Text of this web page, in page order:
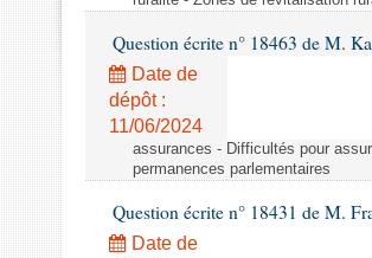
Question écrite n° 18463 de M.
Date de
dépôt :
11/06/2024
assurances - Difficultés pour
permanences parlementaires
Question écrite n° 18431 de M.
Date de